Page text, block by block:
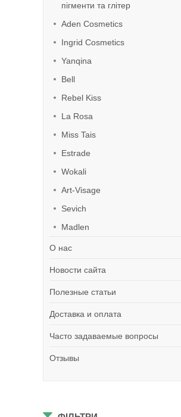
пігменти та глітер
Aden Cosmetics
Ingrid Cosmetics
Yanqina
Bell
Rebel Kiss
La Rosa
Miss Tais
Estrade
Wokali
Art-Visage
Sevich
Madlen
О нас
Новости сайта
Полезные статьи
Доставка и оплата
Часто задаваемые вопросы
Отзывы